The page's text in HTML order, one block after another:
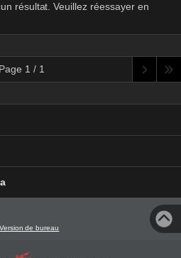
résultat. Veuillez réessayer en
Page 1 / 1
Version de bureau